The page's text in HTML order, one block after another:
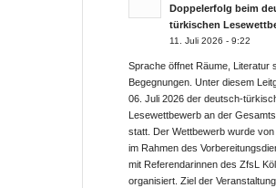
Doppelerfolg beim
türkischen
11. Juli 2026 - 9:22
Sprache öffnet Räume, Literatur
Begegnungen. Unter diesem
06. Juli 2026 der deutsch-
Lesewettbewerb an der
statt. Der Wettbewerb wurde
im Rahmen des
mit Referendarinnen des ZfsL
organisiert. Ziel der